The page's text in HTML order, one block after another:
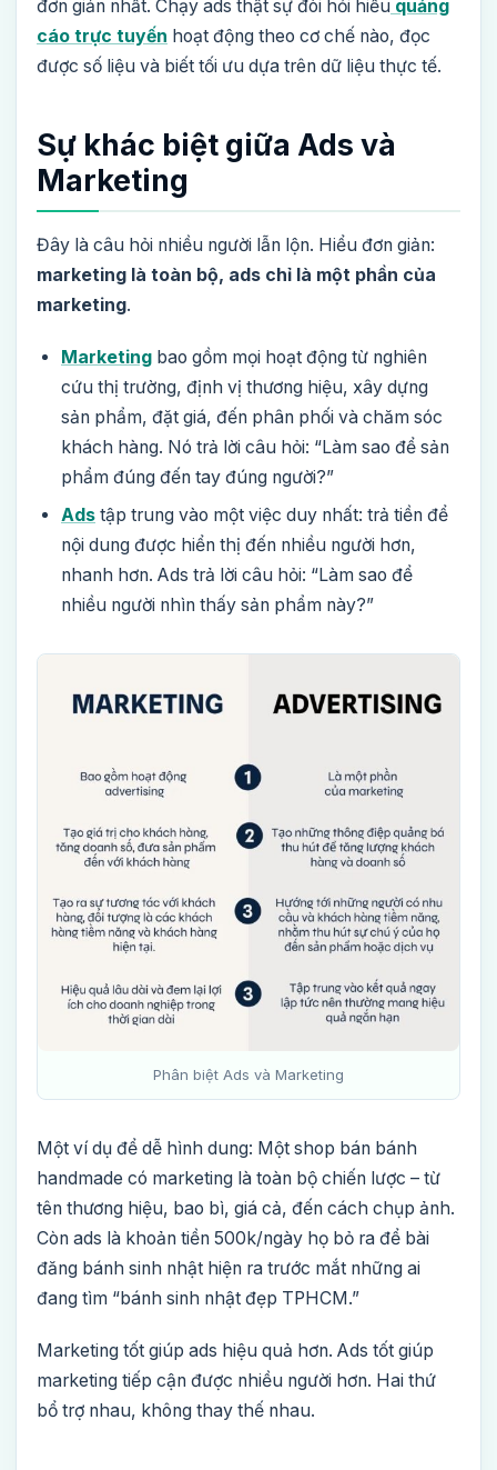
đơn giản nhất. Chạy ads thật sự đòi hỏi hiểu quảng
cáo trực tuyến hoạt động theo cơ chế nào, đọc
được số liệu và biết tối ưu dựa trên dữ liệu thực tế.
Sự khác biệt giữa Ads và
Marketing
Đây là câu hỏi nhiều người lẫn lộn. Hiểu đơn giản:
marketing là toàn bộ, ads chỉ là một phần của
marketing.
Marketing bao gồm mọi hoạt động từ nghiên
cứu thị trường, định vị thương hiệu, xây dựng
sản phẩm, đặt giá, đến phân phối và chăm sóc
khách hàng. Nó trả lời câu hỏi: “Làm sao để sản
phẩm đúng đến tay đúng người?”
Ads tập trung vào một việc duy nhất: trả tiền để
nội dung được hiển thị đến nhiều người hơn,
nhanh hơn. Ads trả lời câu hỏi: “Làm sao để
nhiều người nhìn thấy sản phẩm này?”
Phân biệt Ads và Marketing
Một ví dụ để dễ hình dung: Một shop bán bánh
handmade có marketing là toàn bộ chiến lược – từ
tên thương hiệu, bao bì, giá cả, đến cách chụp ảnh.
Còn ads là khoản tiền 500k/ngày họ bỏ ra để bài
đăng bánh sinh nhật hiện ra trước mắt những ai
đang tìm “bánh sinh nhật đẹp TPHCM.”
Marketing tốt giúp ads hiệu quả hơn. Ads tốt giúp
marketing tiếp cận được nhiều người hơn. Hai thứ
bổ trợ nhau, không thay thế nhau.